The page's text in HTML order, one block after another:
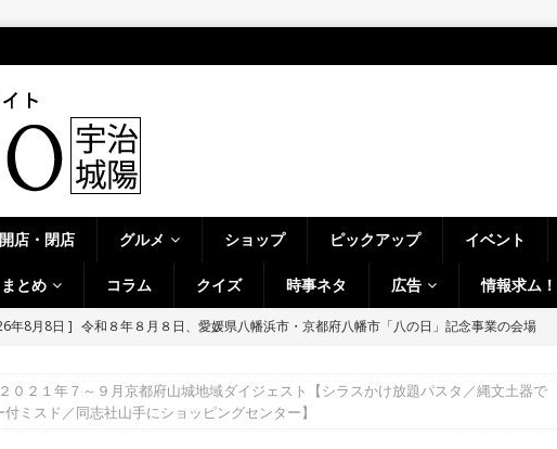
開店・閉店 グルメ ショップ ピックアップ イベント
まとめ コラム クイズ 時事ネタ 広告 情報求ム！
年8月8日 ] 令和八年八月八日八時八分八秒、八幡で八の字を撮影しました！【京都府八幡
年8月8日 ]
＜週刊ALCO＞8月1日～7日の京都府山城地域【ひんやり美味しいかき氷！／七
２０２１年７～９月京都府山城地域ダイジェスト【シラスかけ放題パスタ／縄文土器で
ミスド／同志社山手にショッピングセンター】